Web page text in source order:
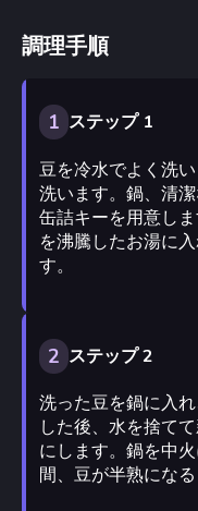
調理手順
1 ステップ 1
豆を冷水でよく洗
洗います。鍋、清
缶詰キーを用意し
を沸騰したお湯に
す。
2 ステップ 2
洗った豆を鍋に入
した後、水を捨て
にします。鍋を中
間、豆が半熟になる